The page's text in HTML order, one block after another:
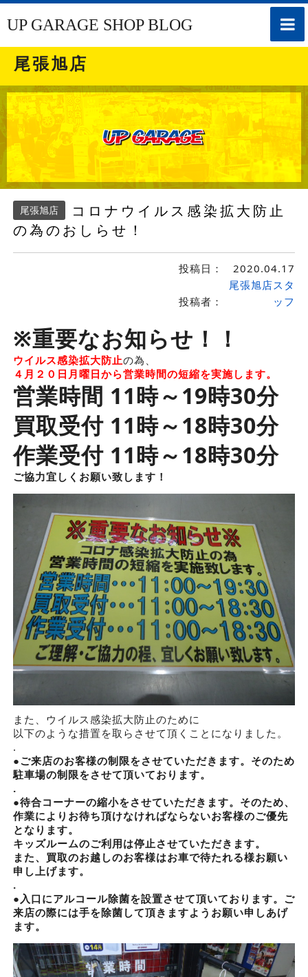
toggle
UP GARAGE SHOP BLOG
尾張旭店
尾張旭店
コロナウイルス感染拡大防止
の為のおしらせ！
投稿日： 2020.04.17
投稿者：
尾張旭店スタ
ッフ
※重要なお知らせ！！
ウイルス感染拡大防止の為、
４月２０日月曜日から営業時間の短縮を実施します。
営業時間 11時～19時30分
買取受付 11時～18時30分
作業受付 11時～18時30分
ご協力宜しくお願い致します！
また、ウイルス感染拡大防止のために
以下のような措置を取らさせて頂くことになりました。
.
●ご来店のお客様の制限をさせていただきます。そのため
駐車場の制限をさせて頂いております。
.
●待合コーナーの縮小をさせていただきます。そのため、
作業によりお待ち頂けなければならないお客様のご優先
となります。
キッズルームのご利用は停止させていただきます。
また、買取のお越しのお客様はお車で待たれる様お願い
申し上げます。
.
●入口にアルコール除菌を設置させて頂いております。ご
来店の際には手を除菌して頂きますようお願い申しあげ
ます。